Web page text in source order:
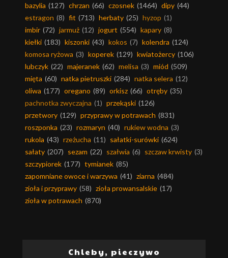
bazylia (127) chrzan (66) czosnek (1464) dipy (44)
estragon (8) fit (713) herbaty (25) hyzop (1)
imbir (72) jarmuż (12) jogurt (554) kapary (8)
kiełki (183) kiszonki (43) kokos (7) kolendra (124)
komosa ryżowa (3) koperek (129) kwiatożercy (106)
lubczyk (22) majeranek (62) melisa (3) miód (509)
mięta (60) natka pietruszki (284) natka selera (12)
oliwa (177) oregano (89) orkisz (66) otręby (35)
pachnotka zwyczajna (1) przekąski (126)
przetwory (129) przyprawy w potrawach (831)
roszponka (23) rozmaryn (40) rukiew wodna (3)
rukola (43) rzeżucha (11) sałatki-surówki (624)
sałaty (207) sezam (22) szałwia (6) szczaw krwisty (3)
szczypiorek (177) tymianek (85)
zapomniane owoce i warzywa (41) ziarna (484)
zioła i przyprawy (58) zioła prowansalskie (17)
zioła w potrawach (870)
Chleby, pieczywo